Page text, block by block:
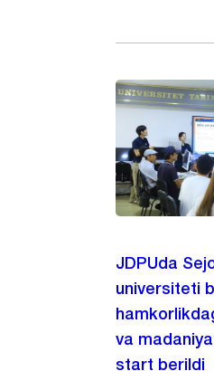
JDPUda
universiteti
va
start berildi